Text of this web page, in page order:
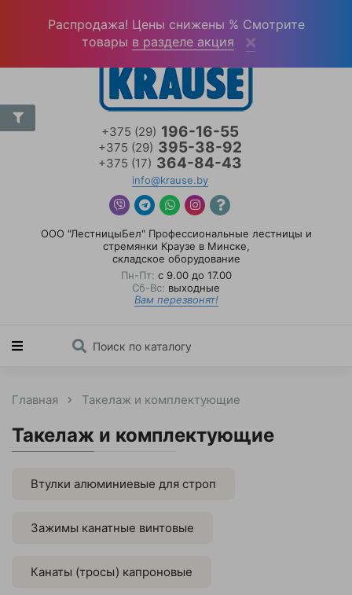
+375 (29) 196-16-55
+375 (29) 395-38-92
+375 (17) 364-84-43
info@krause.by
ООО "ЛестницыБел" Профессиональные лестницы и
стремянки Краузе в Минске,
складское оборудование
Пн-Пт: с 9.00 до 17.00
Сб-Вс: выходные
Вам перезвонят!
Главная Такелаж и комплектующие
Такелаж и комплектующие
Втулки алюминиевые для строп
Зажимы канатные винтовые
Канаты (тросы) капроновые
Распродажа! Цены снижены % Смотрите
товары в разделе акция